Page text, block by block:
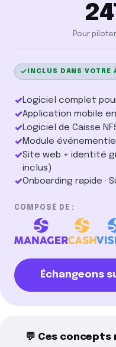
Pour
INCLUS DANS VOTRE
✓Logiciel complet
✓Application mobile
✓Logiciel de Caisse
✓Module
✓Site web + identité
inclus)
✓Onboarding rapide ·
COMPOSÉ DE :
Échangeons
💬 Ces